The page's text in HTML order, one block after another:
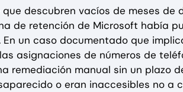
descubren vacíos de meses de
de retención de Microsoft había
un caso documentado que
asignaciones de números de
remediación manual sin un plazo
o eran inaccesibles no a